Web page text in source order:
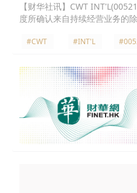
【财华社讯】CWT
度所确认来自持续经营业务的
#CWT #INT'L